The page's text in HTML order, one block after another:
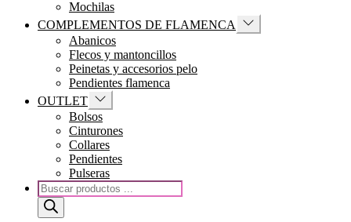
Mochilas
COMPLEMENTOS DE FLAMENCA
Show
sub
Abanicos
Flecos y mantoncillos
Peinetas y accesorios pelo
Pendientes flamenca
OUTLET Show
sub
menu
Bolsos
Cinturones
Collares
Pendientes
Pulseras
Búsqueda
de
productos